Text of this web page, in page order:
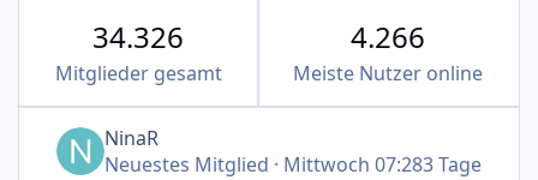
34.326
Mitglieder gesamt
4.266
Meiste Nutzer online
NinaR
Neuestes Mitglied · Mittwoch 07:283 Tage